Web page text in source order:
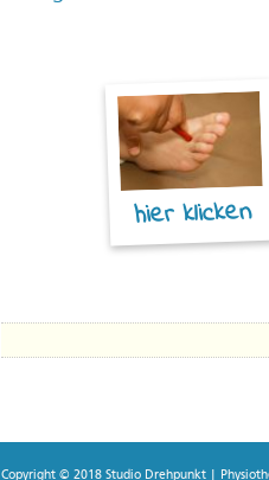
hier klicken
Copyright © 2018 Studio Drehpunkt |